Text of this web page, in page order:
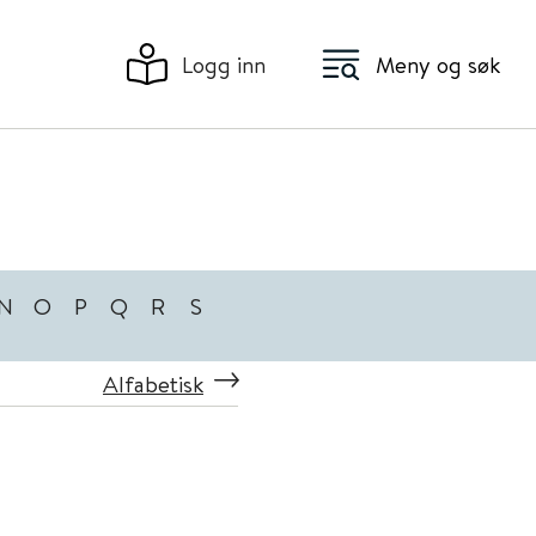
Logg inn Meny og søk
O P Q R S
Alfabetisk